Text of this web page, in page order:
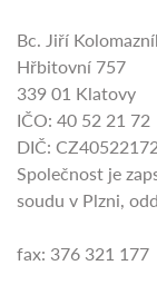
Bc. Jiří
Hřbitovní 757
339 01 Klatovy
IČO: 40 52 21 72
DIČ:
Společnost je
soudu v Plzni,
fax: 376 321 177